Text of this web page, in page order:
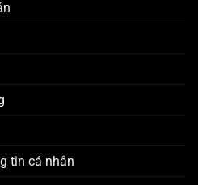
tin cá nhân